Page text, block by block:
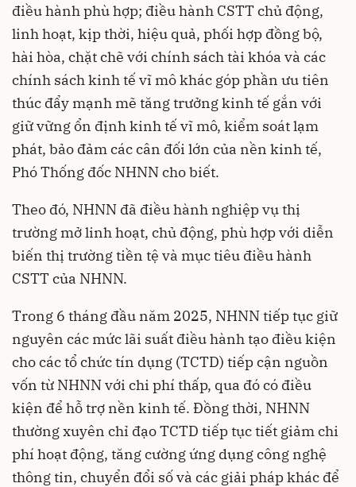
điều hành phù hợp; điều hành CSTT chủ động,
linh hoạt, kịp thời, hiệu quả, phối hợp đồng bộ,
hài hòa, chặt chẽ với chính sách tài khóa và các
chính sách kinh tế vĩ mô khác góp phần ưu tiên
thúc đẩy mạnh mẽ tăng trưởng kinh tế gắn với
giữ vững ổn định kinh tế vĩ mô, kiểm soát lạm
phát, bảo đảm các cân đối lớn của nền kinh tế,
Phó Thống đốc NHNN cho biết.
Theo đó, NHNN đã điều hành nghiệp vụ thị
trường mở linh hoạt, chủ động, phù hợp với diễn
biến thị trường tiền tệ và mục tiêu điều hành
CSTT của NHNN.
Trong 6 tháng đầu năm 2025, NHNN tiếp tục giữ
nguyên các mức lãi suất điều hành tạo điều kiện
cho các tổ chức tín dụng (TCTD) tiếp cận nguồn
vốn từ NHNN với chi phí thấp, qua đó có điều
kiện để hỗ trợ nền kinh tế. Đồng thời, NHNN
thường xuyên chỉ đạo TCTD tiếp tục tiết giảm chi
phí hoạt động, tăng cường ứng dụng công nghệ
thông tin, chuyển đổi số và các giải pháp khác để